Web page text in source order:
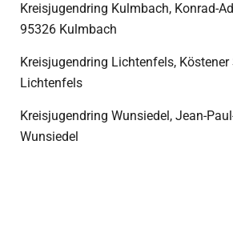
Kreisjugendring Kulmbach, Konrad-
95326 Kulmbach
Kreisjugendring Lichtenfels,
Lichtenfels
Kreisjugendring Wunsiedel, Jean-
Wunsiedel